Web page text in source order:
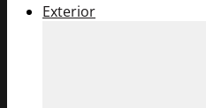
Exterior